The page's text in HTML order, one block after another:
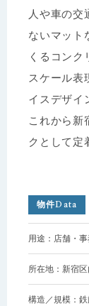
人や車の交
ないマット
くるコンク
スケール表
イスデザイ
これから新
クとして定
物件Data
用途：店舗・
所在地：新宿
構造／規模：